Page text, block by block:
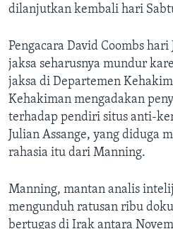
dilanjutkan kembali hari
Pengacara David Coombs
jaksa seharusnya mundur
jaksa di Departemen
Kehakiman mengadakan
terhadap pendiri situs anti-
Julian Assange, yang diduga
rahasia itu dari Manning.
Manning, mantan analis
mengunduh ratusan ribu
bertugas di Irak antara